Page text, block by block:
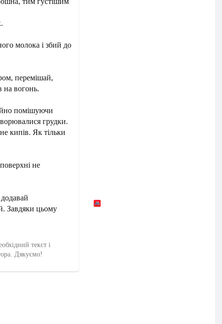
молока і збий до
перемішай,
на вогонь.
помішуючи
грудки.
кипів. Як тільки
не
Завдяки цьому
текст і
Дякуємо!